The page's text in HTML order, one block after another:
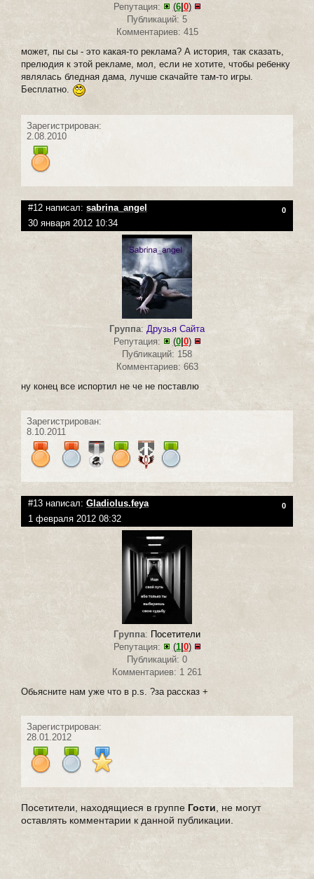
Репутация:
(6| 0)
Публикаций: 5
Комментариев: 415
может, пы сы - это какая-то реклама? А история, так сказать,
прелюдия к этой рекламе, мол, если не хотите, чтобы ребенку
являлась бледная дама, лучше скачайте там-то игры.
Бесплатно.
Зарегистрирован:
2.08.2010
#12 написал: sabrina_angel 0
30 января 2012 10:34
Группа: Друзья Сайта
Репутация:
(0| 0)
Публикаций: 158
Комментариев: 663
ну конец все испортил не че не поставлю
Зарегистрирован:
8.10.2011
#13 написал: Gladiolus.feya 0
1 февраля 2012 08:32
Группа: Посетители
Репутация:
(1|0)
Публикаций: 0
Комментариев: 1 261
Обьясните нам уже что в p.s. ?за рассказ +
Зарегистрирован:
28.01.2012
Посетители, находящиеся в группе Гости , не могут
оставлять комментарии к данной публикации.